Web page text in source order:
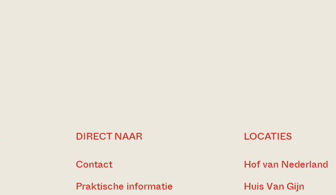
DIRECT NAAR
Contact
Praktische informatie
LOCATIES
Hof van Nederland
Huis Van Gijn